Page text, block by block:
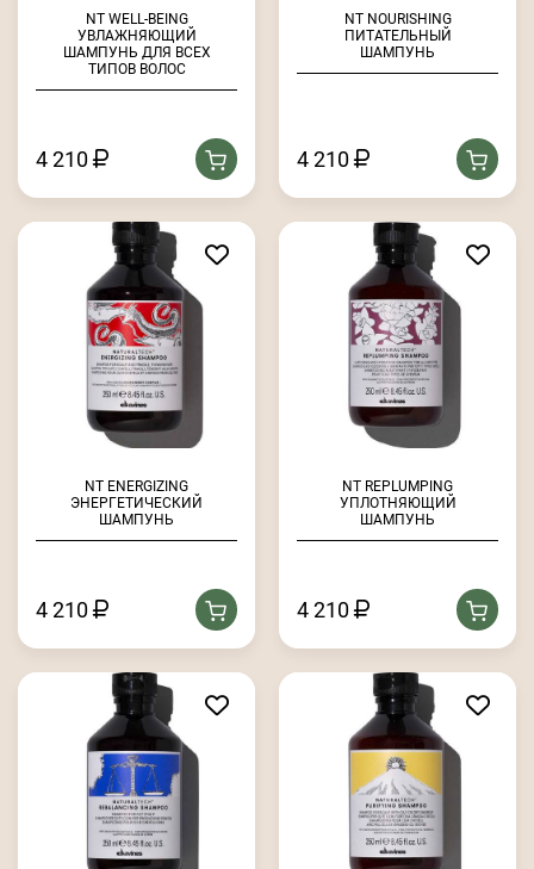
NT WELL-BEING
УВЛАЖНЯЮЩИЙ
ШАМПУНЬ ДЛЯ ВСЕХ
ТИПОВ ВОЛОС
4 210
NT NOURISHING
ПИТАТЕЛЬНЫЙ
ШАМПУНЬ
4 210
NT ENERGIZING
ЭНЕРГЕТИЧЕСКИЙ
ШАМПУНЬ
4 210
NT REPLUMPING
УПЛОТНЯЮЩИЙ
ШАМПУНЬ
4 210